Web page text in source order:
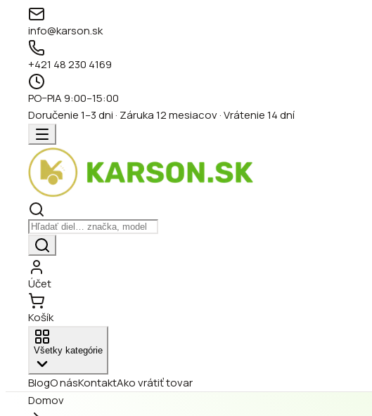
info@karson.sk
+421 48 230 4169
PO–PIA 9:00–15:00
Doručenie 1–3 dni · Záruka 12 mesiacov · Vrátenie 14 dní
Účet
Košík
Všetky kategórie
BlogO násKontaktAko vrátiť tovar
Domov